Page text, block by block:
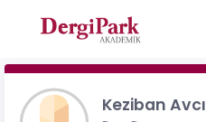
Keziban Avcı